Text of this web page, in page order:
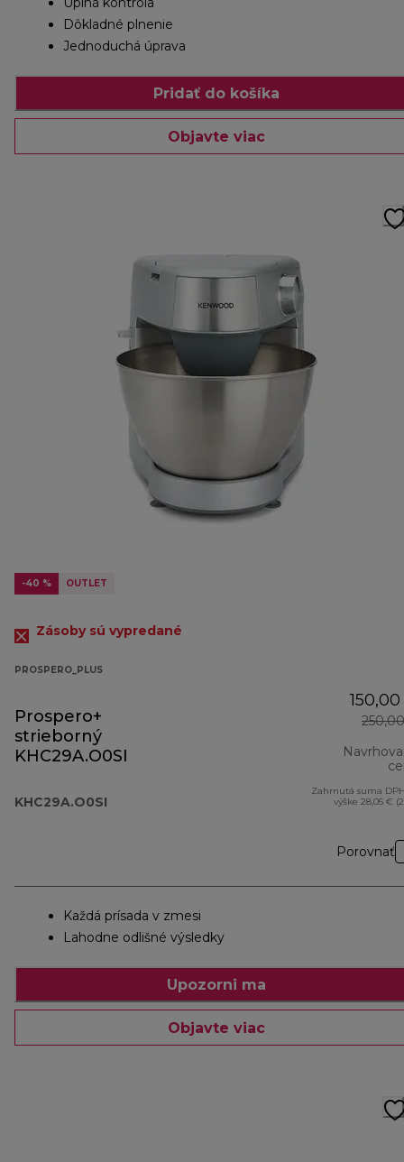
Dôkladné plnenie
Jednoduchá úprava
Pridať do košíka
Objavte viac
-40 % OUTLET
Zásoby sú vypredané
PROSPERO_PLUS
Prospero+
strieborný
KHC29A.O0SI
KHC29A.O0SI
Zahrnutá suma
výške 28,05 €
Porovnať
Každá prísada v zmesi
Lahodne odlišné výsledky
Upozorni ma
Objavte viac